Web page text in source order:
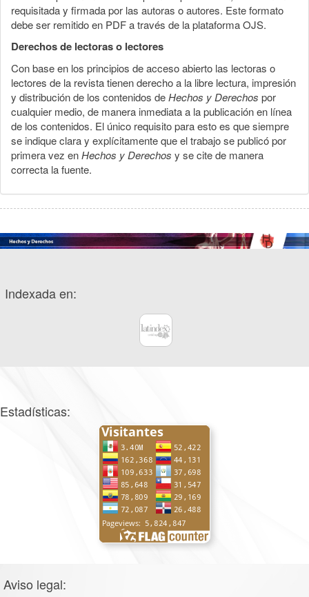
requisitada y firmada por las autoras o autores. Este formato
debe ser remitido en PDF a través de la plataforma OJS.
Derechos de lectoras o lectores
Con base en los principios de acceso abierto las lectoras o
lectores de la revista tienen derecho a la libre lectura, impresión
y distribución de los contenidos deHechos y Derechos por
cualquier medio, de manera inmediata a la publicación en línea
de los contenidos. El único requisito para esto es que siempre
se indique clara y explícitamente que el trabajo se publicó por
primera vez enHechos y Derechos y se cite de manera
correcta la fuente.
Indexada en:
Estadísticas:
Aviso legal: